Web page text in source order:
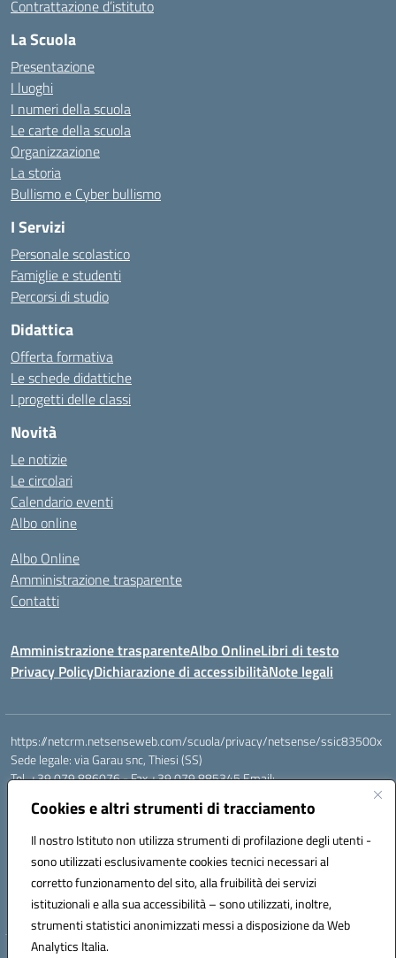
Cookies e altri strumenti di tracciamento
Il nostro Istituto non utilizza strumenti di profilazione degli utenti -
sono utilizzati esclusivamente cookies tecnici necessari al
corretto funzionamento del sito, alla fruibilità dei servizi
istituzionali e alla sua accessibilità – sono utilizzati, inoltre,
strumenti statistici anonimizzati messi a disposizione da Web
Analytics Italia.
Contrattazione d’istituto
La Scuola
Presentazione
I luoghi
I numeri della scuola
Le carte della scuola
Organizzazione
La storia
Bullismo e Cyber bullismo
I Servizi
Personale scolastico
Famiglie e studenti
Percorsi di studio
Didattica
Offerta formativa
Le schede didattiche
I progetti delle classi
Novità
Le notizie
Le circolari
Calendario eventi
Albo online
Albo Online
Amministrazione trasparente
Contatti
Amministrazione trasparenteAlbo OnlineLibri di testo
Privacy PolicyDichiarazione di accessibilitàNote legali
https://netcrm.netsenseweb.com/scuola/privacy/netsense/ssic83500x
Sede legale: via Garau snc, Thiesi (SS)
Tel. +39 079 886076 - Fax +39 079 885345 Email:
Cod.Mecc. SSIC83500X - Cod.Fisc. 92112710907
IBAN Banco di Sardegna: IT79 V010 1585 0900 0007 0215 378
Codice IBAN IT17B0100004306TU0000032417 Numero conto
TU0000032417
Codice univoco: UFEHBU